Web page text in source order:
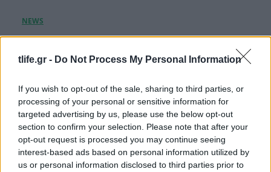
tlife.gr - Do Not Process My Personal Information
If you wish to opt-out of the sale, sharing to third parties, or
processing of your personal or sensitive information for
targeted advertising by us, please use the below opt-out
section to confirm your selection. Please note that after your
opt-out request is processed you may continue seeing
interest-based ads based on personal information utilized by
us or personal information disclosed to third parties prior to
Η Βίκυ Καγιά στη Μύκονο με την μικρή
Μπιάνκα: Η δυνατή σχέση μητέρας και κόρης –
Φωτογραφίες